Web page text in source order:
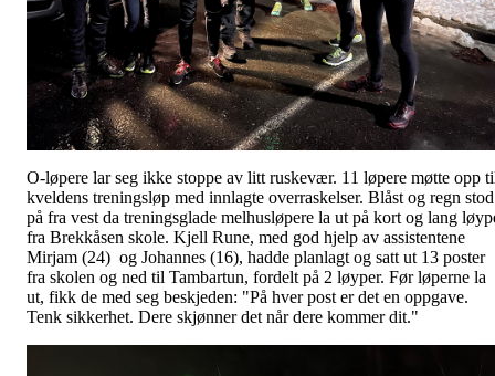
O-løpere lar seg ikke stoppe av litt ruskevær. 11 løpere møtte opp
kveldens treningsløp med innlagte overraskelser. Blåst og regn stod
på fra vest da treningsglade melhusløpere la ut på kort og lang
fra Brekkåsen skole. Kjell Rune, med god hjelp av assistentene
Mirjam (24) og Johannes (16), hadde planlagt og satt ut 13 poster
fra skolen og ned til Tambartun, fordelt på 2 løyper. Før løperne la
ut, fikk de med seg beskjeden: "På hver post er det en oppgave.
Tenk sikkerhet. Dere skjønner det når dere kommer dit."